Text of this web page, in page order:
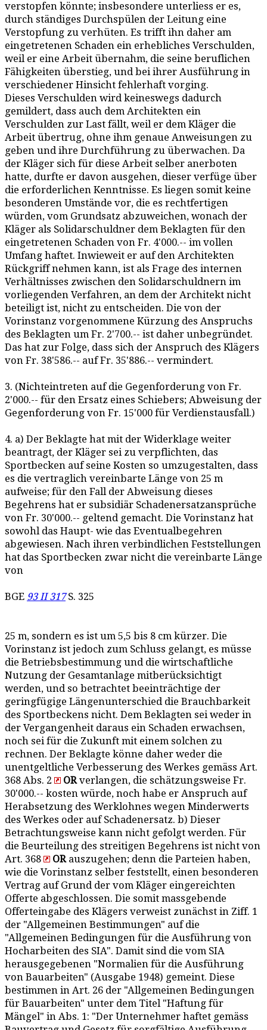
verstopfen könnte; insbesondere unterliess er es,
durch ständiges Durchspülen der Leitung eine
Verstopfung zu verhüten. Es trifft ihn daher am
eingetretenen Schaden ein erhebliches Verschulden,
weil er eine Arbeit übernahm, die seine beruflichen
Fähigkeiten überstieg, und bei ihrer Ausführung in
verschiedener Hinsicht fehlerhaft vorging.
Dieses Verschulden wird keineswegs dadurch
gemildert, dass auch dem Architekten ein
Verschulden zur Last fällt, weil er dem Kläger die
Arbeit übertrug, ohne ihm genaue Anweisungen zu
geben und ihre Durchführung zu überwachen. Da
der Kläger sich für diese Arbeit selber anerboten
hatte, durfte er davon ausgehen, dieser verfüge über
die erforderlichen Kenntnisse. Es liegen somit keine
besonderen Umstände vor, die es rechtfertigen
würden, vom Grundsatz abzuweichen, wonach der
Kläger als Solidarschuldner dem Beklagten für den
eingetretenen Schaden von Fr. 4'000.-- im vollen
Umfang haftet. Inwieweit er auf den Architekten
Rückgriff nehmen kann, ist als Frage des internen
Verhältnisses zwischen den Solidarschuldnern im
vorliegenden Verfahren, an dem der Architekt nicht
beteiligt ist, nicht zu entscheiden. Die von der
Vorinstanz vorgenommene Kürzung des Anspruchs
des Beklagten um Fr. 2'700.-- ist daher unbegründet.
Das hat zur Folge, dass sich der Anspruch des Klägers
von Fr. 38'586.-- auf Fr. 35'886.-- vermindert.
3. (Nichteintreten auf die Gegenforderung von Fr.
2'000.-- für den Ersatz eines Schiebers; Abweisung der
Gegenforderung von Fr. 15'000 für Verdienstausfall.)
4. a) Der Beklagte hat mit der Widerklage weiter
beantragt, der Kläger sei zu verpflichten, das
Sportbecken auf seine Kosten so umzugestalten, dass
es die vertraglich vereinbarte Länge von 25 m
aufweise; für den Fall der Abweisung dieses
Begehrens hat er subsidiär Schadenersatzansprüche
von Fr. 30'000.-- geltend gemacht. Die Vorinstanz hat
sowohl das Haupt- wie das Eventualbegehren
abgewiesen. Nach ihren verbindlichen Feststellungen
hat das Sportbecken zwar nicht die vereinbarte Länge
von
BGE 93 II 317S. 325
25 m, sondern es ist um 5,5 bis 8 cm kürzer. Die
Vorinstanz ist jedoch zum Schluss gelangt, es müsse
die Betriebsbestimmung und die wirtschaftliche
Nutzung der Gesamtanlage mitberücksichtigt
werden, und so betrachtet beeinträchtige der
geringfügige Längenunterschied die Brauchbarkeit
des Sportbeckens nicht. Dem Beklagten sei weder in
der Vergangenheit daraus ein Schaden erwachsen,
noch sei für die Zukunft mit einem solchen zu
rechnen. Der Beklagte könne daher weder die
unentgeltliche Verbesserung des Werkes gemäss Art.
368 Abs. 2
ORverlangen, die schätzungsweise Fr.
30'000.-- kosten würde, noch habe er Anspruch auf
Herabsetzung des Werklohnes wegen Minderwerts
des Werkes oder auf Schadenersatz. b) Dieser
Betrachtungsweise kann nicht gefolgt werden. Für
die Beurteilung des streitigen Begehrens ist nicht von
Art. 368
ORauszugehen; denn die Parteien haben,
wie die Vorinstanz selber feststellt, einen besonderen
Vertrag auf Grund der vom Kläger eingereichten
Offerte abgeschlossen. Die somit massgebende
Offerteingabe des Klägers verweist zunächst in Ziff. 1
der "Allgemeinen Bestimmungen" auf die
"Allgemeinen Bedingungen für die Ausführung von
Hocharbeiten des SIA". Damit sind die vom SIA
herausgegebenen "Normalien für die Ausführung
von Bauarbeiten" (Ausgabe 1948) gemeint. Diese
bestimmen in Art. 26 der "Allgemeinen Bedingungen
für Bauarbeiten" unter dem Titel "Haftung für
Mängel" in Abs. 1: "Der Unternehmer haftet gemäss